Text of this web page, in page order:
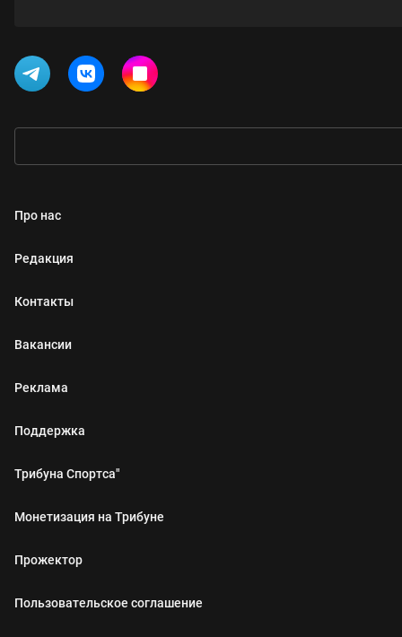
Про нас
Редакция
Контакты
Вакансии
Реклама
Поддержка
Трибуна Спортса"
Монетизация на Трибуне
Прожектор
Пользовательское соглашение